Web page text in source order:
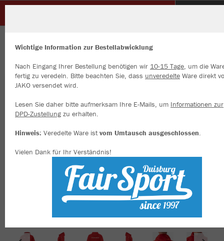
Wichtige Information zur Bestellabwicklung
Nach Eingang Ihrer Bestellung benötigen wir 10-15 Tage, um die
fertig zu veredeln. Bitte beachten Sie, dass unveredelte Ware direkt
JAKO versendet wird.
Lesen Sie daher bitte aufmerksam Ihre E-Mails, um Informationen zur
DPD-Zustellung zu erhalten.
Hinweis: Veredelte Ware istvom Umtausch ausgeschlossen.
Vielen Dank für Ihr Verständnis!
Wir verwenden Cookies
Inhalte anzeigen und unsere Website verbessern. Weitere
zu den Cookies findest Du in den Einstellungen.
Alle akzeptieren
Alle ablehnen
mehr Infos
Datenschutz
Impressum